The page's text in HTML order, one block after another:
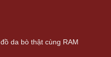
da bò thật cùng RAM